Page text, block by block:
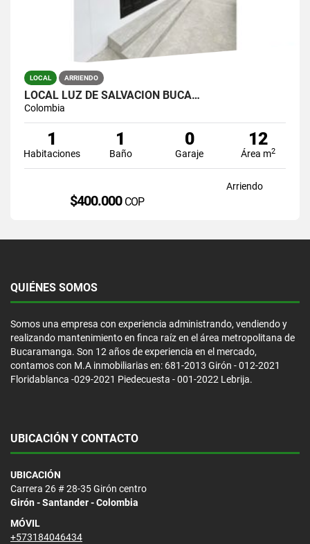
LOCAL ARRIENDO
LOCAL LUZ DE SALVACION BUCA…
Colombia
1
Habitaciones
1
Baño
0
Garaje
12
Área m2
Arriendo
$400.000 COP
QUIÉNES SOMOS
Somos una empresa con experiencia administrando, vendiendo y
realizando mantenimiento en finca raíz en el área metropolitana de
Bucaramanga. Son 12 años de experiencia en el mercado,
contamos con M.A inmobiliarias en: 681-2013 Girón - 012-2021
Floridablanca -029-2021 Piedecuesta - 001-2022 Lebrija.
UBICACIÓN Y CONTACTO
UBICACIÓN
Carrera 26 # 28-35 Girón centro
Girón - Santander - Colombia
MÓVIL
+573184046434